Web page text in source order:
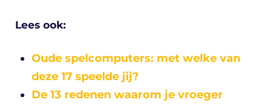
Lees ook:
Oude spelcomputers: met welke van
deze 17 speelde jij?
De 13 redenen waarom je vroeger